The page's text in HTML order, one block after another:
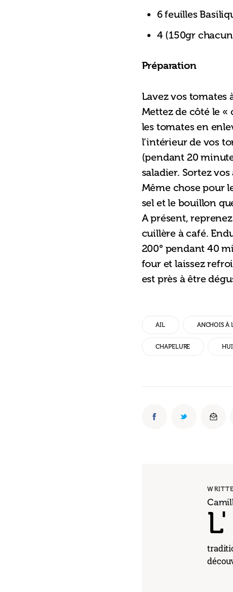
6 feuilles
4 (150gr
Préparation
Lavez vos tomates
Mettez de côté le «
les tomates en
l’intérieur de vos
(pendant 20
saladier. Sortez
Même chose pour
sel et le bouillon
A présent,
cuillère à café.
200° pendant 40
four et laissez
est près à être
AIL ANCHOIS À
CHAPELURE
L'